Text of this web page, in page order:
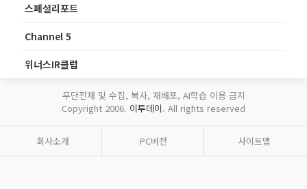
스페셜리포트
Channel 5
위너스IR클럽
무단전재 및 수집, 복사, 재배포, AI학습 이용 금지
Copyright 2006. 이투데이. All rights reserved
회사소개 PC버전 사이트맵